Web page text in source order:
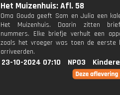
Het Muizenhuis: Afl. 58
Oma Gouda geeft Sam en Julia een
Het Muizenhuis. Daarin zitten
nummers. Elke briefje verhult een
zoals het vroeger was toen de eerste
arriveerden.
23-10-2024 07:10 NPO3